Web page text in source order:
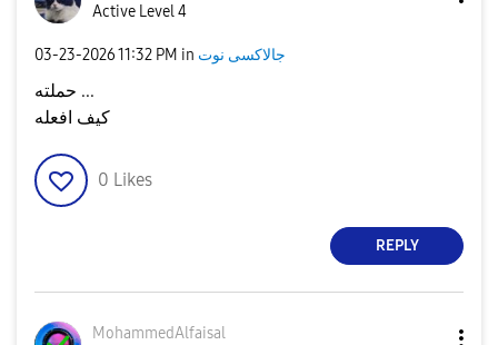
Active Level 4
‎03-23-202611:32 PM in جالاكسى نوت
حملته ...
كيف افعله
0 Likes
REPLY
MohammedAlfaisal